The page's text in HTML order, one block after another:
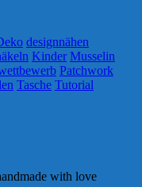
designnähen
Kinder Musselin
Patchwork
Tasche Tutorial
with love